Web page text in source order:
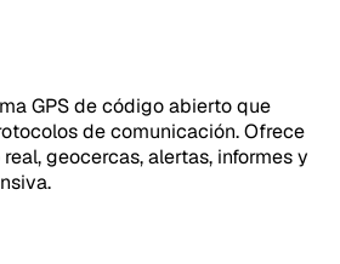
GPS de código abierto que
de comunicación. Ofrece
geocercas, alertas, informes y